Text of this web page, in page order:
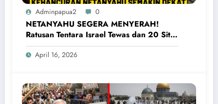
Adminpapua2 0
NETANYAHU SEGERA MENYERAH!
Ratusan Tentara Israel Tewas dan 20 Situs
Penting Meledak
April 16, 2026